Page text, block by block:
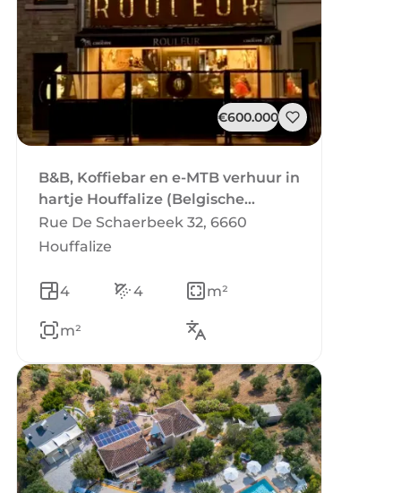
€600.000
B&B, Koffiebar en e-MTB verhuur in
hartje Houffalize (Belgische
Ardennen)
Rue De Schaerbeek 32, 6660
Houffalize
4 4 m²
m²